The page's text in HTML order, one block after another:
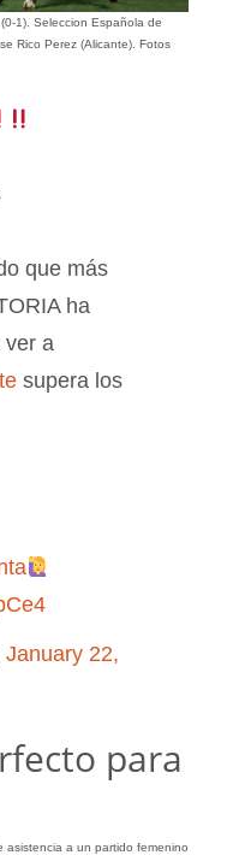
1). Seleccion Española de
Rico Perez (Alicante). Fotos
que más
ha
ver a
supera los
January 22,
para
asistencia a un partido femenino